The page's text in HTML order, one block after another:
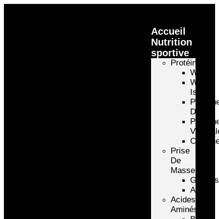
Accueil
Nutrition
sportive
Protéines
Whey
Whey
Isolate
D’oeuf
Prise
De
Masse
Gainers
Autre
Acides
Aminés